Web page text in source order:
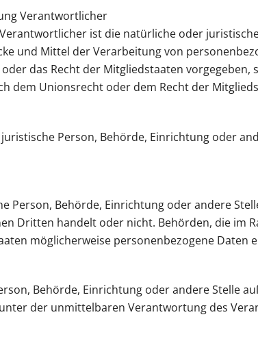
Verantwortlicher
ist die natürliche oder
und Mittel der Verarbeitung von
das Recht der Mitgliedstaaten
dem Unionsrecht oder dem Recht der
Person, Behörde, Einrichtung oder
Person, Behörde, Einrichtung oder andere
Dritten handelt oder nicht. Behörden, die im
möglicherweise personenbezogene Daten
Behörde, Einrichtung oder andere Stelle
der unmittelbaren Verantwortung des